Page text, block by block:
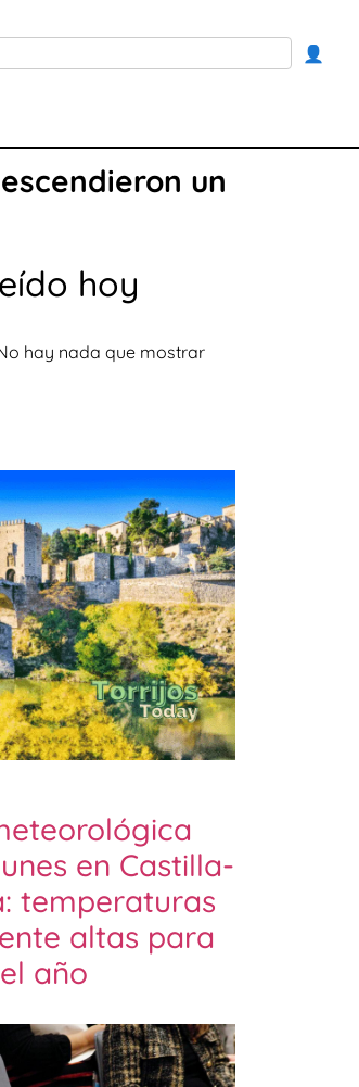
👤
un
hoy
hay nada que mostrar
en Castilla-
temperaturas
altas para
año